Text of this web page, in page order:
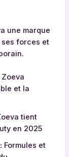
une marque
forces et
Zoeva
et la
tient
en 2025
Formules et